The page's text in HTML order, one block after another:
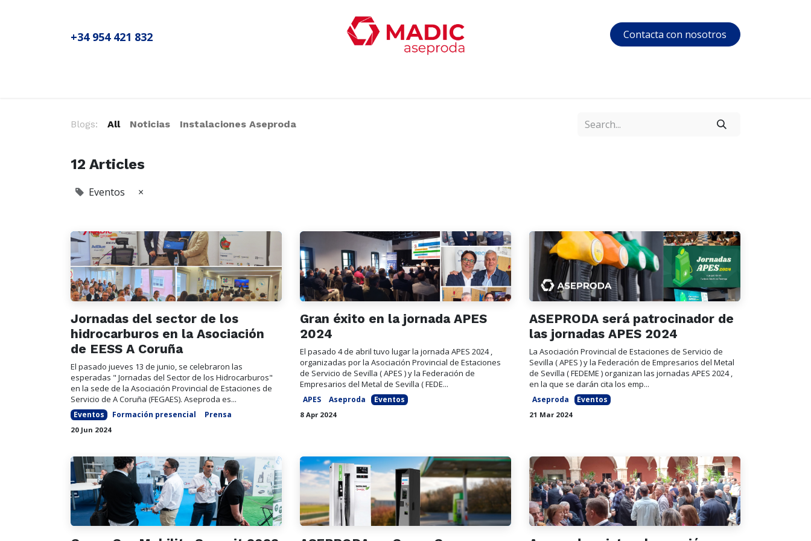
+34 954 421 832 Contacta con nosotros
Blogs: All Noticias Instalaciones Aseproda
12 Articles
Eventos ×
Jornadas del sector de los
hidrocarburos en la Asociación
de EESS A Coruña
El pasado jueves 13 de junio, se celebraron las
esperadas " Jornadas del Sector de los Hidrocarburos"
en la sede de la Asociación Provincial de Estaciones de
Servicio de A Coruña (FEGAES). Aseproda es...
Eventos Formación presencial Prensa
20 Jun 2024
Gran éxito en la jornada APES
2024
El pasado 4 de abril tuvo lugar la jornada APES 2024 ,
organizadas por la Asociación Provincial de Estaciones
de Servicio de Sevilla ( APES ) y la Federación de
Empresarios del Metal de Sevilla ( FEDE...
APES Aseproda Eventos
8 Apr 2024
ASEPRODA será patrocinador de
las jornadas APES 2024
La Asociación Provincial de Estaciones de Servicio de
Sevilla ( APES ) y la Federación de Empresarios del Metal
de Sevilla ( FEDEME ) organizan las jornadas APES 2024 ,
en la que se darán cita los emp...
Aseproda Eventos
21 Mar 2024